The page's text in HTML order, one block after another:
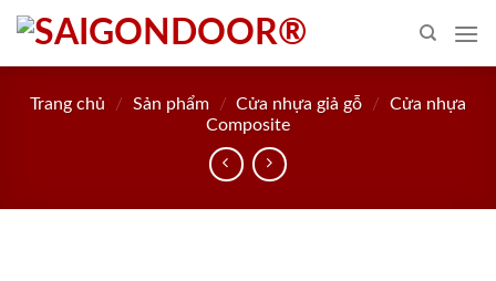
Skip
content
Trang chủ / Sản phẩm / Cửa nhựa giả gỗ /
Cửa nhựa
Composite